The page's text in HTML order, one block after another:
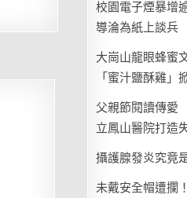
校園電子煙暴增
導淪為紙上談兵
大崗山龍眼蜂
「蜜汁鹽酥雞」
父親節閱讀傳
立鳳山醫院打造
攝護腺發炎究竟
未戴安全帽遭攔